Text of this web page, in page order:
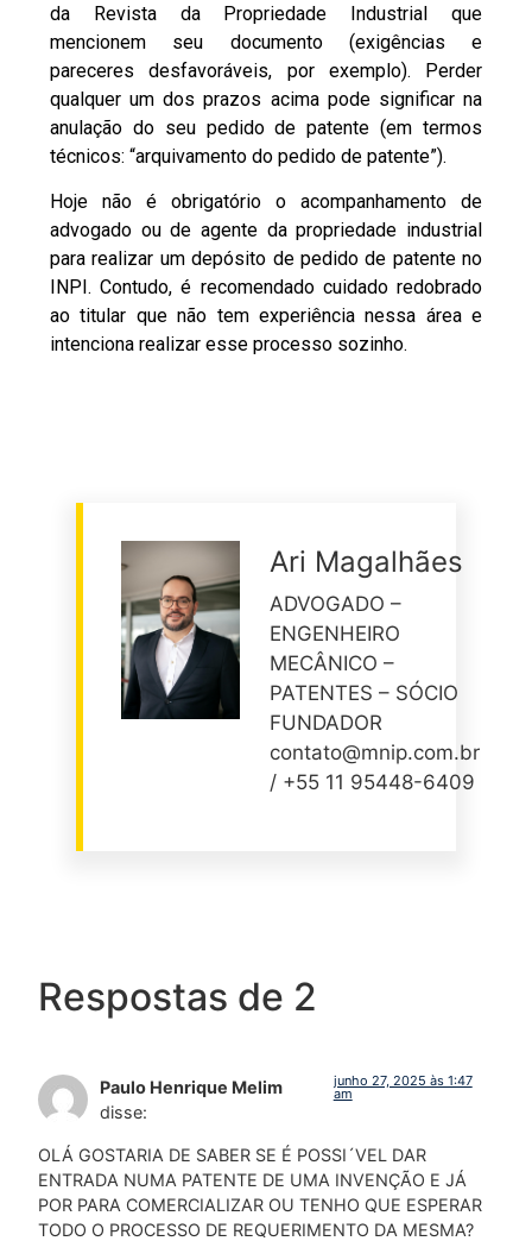
da Revista da Propriedade Industrial que
mencionem seu documento (exigências e
pareceres desfavoráveis, por exemplo). Perder
qualquer um dos prazos acima pode significar na
anulação do seu pedido de patente (em termos
técnicos: “arquivamento do pedido de patente”).
Hoje não é obrigatório o acompanhamento de
advogado ou de agente da propriedade industrial
para realizar um depósito de pedido de patente no
INPI. Contudo, é recomendado cuidado redobrado
ao titular que não tem experiência nessa área e
intenciona realizar esse processo sozinho.
Ari Magalhães
ADVOGADO –
ENGENHEIRO
MECÂNICO –
PATENTES – SÓCIO
FUNDADOR
contato@mnip.com.br
/ +55 11 95448-6409
Respostas de 2
Paulo Henrique Melim
disse:
junho 27, 2025 às 1:47
am
OLÁ GOSTARIA DE SABER SE É POSSI´VEL DAR
ENTRADA NUMA PATENTE DE UMA INVENÇÃO E JÁ
POR PARA COMERCIALIZAR OU TENHO QUE ESPERAR
TODO O PROCESSO DE REQUERIMENTO DA MESMA?